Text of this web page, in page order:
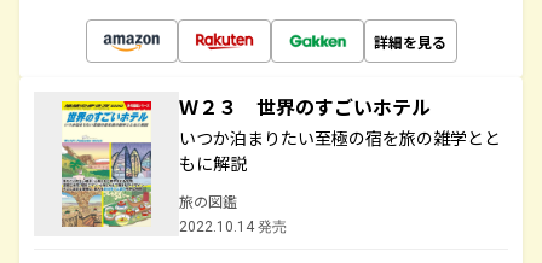
詳細を見る
Ｗ２３ 世界のすごいホテル
いつか泊まりたい至極の宿を旅の雑学とと
もに解説
旅の図鑑
2022.10.14 発売